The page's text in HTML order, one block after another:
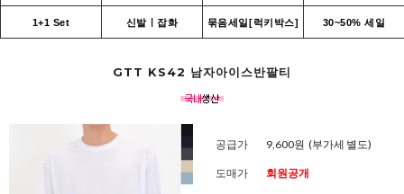
1+1 Set 신발ㅣ잡화 묶음세일[럭키박스] 30~50% 세일
GTT KS42 남자아이스반팔티
공급가 9,600원 (부가세 별도)
도매가 회원공개